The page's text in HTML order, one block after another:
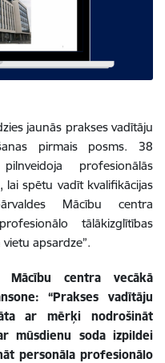
jaunās prakses vadītāju
pirmais posms. 38
profesionālās
lai spētu vadīt kvalifikācijas
Mācību centra
tālākizglītības
apsardze”.
Mācību centra vecākā
“Prakses vadītāju
ar mērķi nodrošināt
mūsdienu soda izpildei
personāla profesionālo